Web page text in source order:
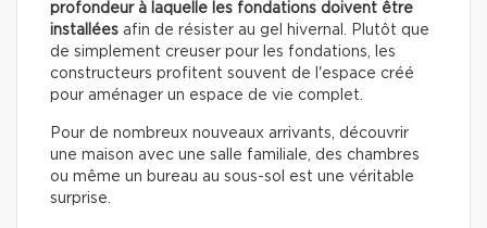
profondeur à laquelle les fondations doivent être
installées afin de résister au gel hivernal. Plutôt que
de simplement creuser pour les fondations, les
constructeurs profitent souvent de l'espace créé
pour aménager un espace de vie complet.
Pour de nombreux nouveaux arrivants, découvrir
une maison avec une salle familiale, des chambres
ou même un bureau au sous-sol est une véritable
surprise.